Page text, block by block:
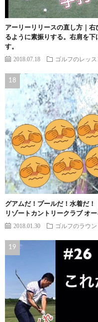
アーリーリリースの直し方｜
るように素振りする。右肩を
す。
2018.07.18 ゴルフのレッ
グアムだ！プールだ！水着だ
リゾートカントリークラブ オ
2018.01.30 ゴルフのラウ